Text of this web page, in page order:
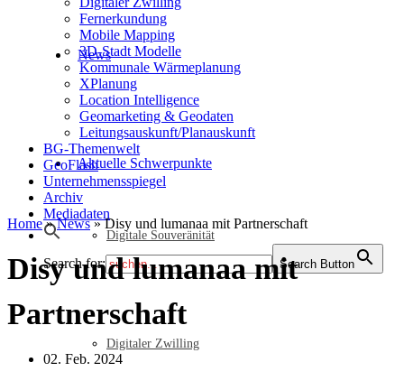
News
Aktuelle Schwerpunkte
Digitale Souveränität
Digitaler Zwilling
Fernerkundung
Mobile Mapping
3D-Stadt Modelle
Kommunale Wärmeplanung
XPlanung
Location Intelligence
Geomarketing & Geodaten
Leitungsauskunft/Planauskunft
BG-Themenwelt
GeoFlash
Unternehmensspiegel
Archiv
Mediadaten
Search for: Search Button
Home»News»Disy und lumanaa mit Partnerschaft
Disy und lumanaa mit
Partnerschaft
02. Feb. 2024